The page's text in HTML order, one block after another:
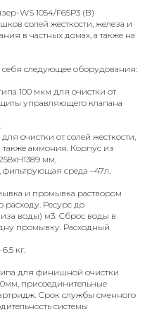
WS 1054/F65Р3 (В)
солей жесткости, железа и
в частных домах, а также на
себя следующее оборудования:
100 мкм для очистки от
управляющего клапана
очистки от солей жесткости,
также аммония. Корпус из
мм,
фильтрующая среда –47л,
и промывка раствором
расходу. Ресурс до
воды) м3. Сброс воды в
промывку. Расходный
кг.
для финишной очистки
присоединительные
Срок службы сменного
системы